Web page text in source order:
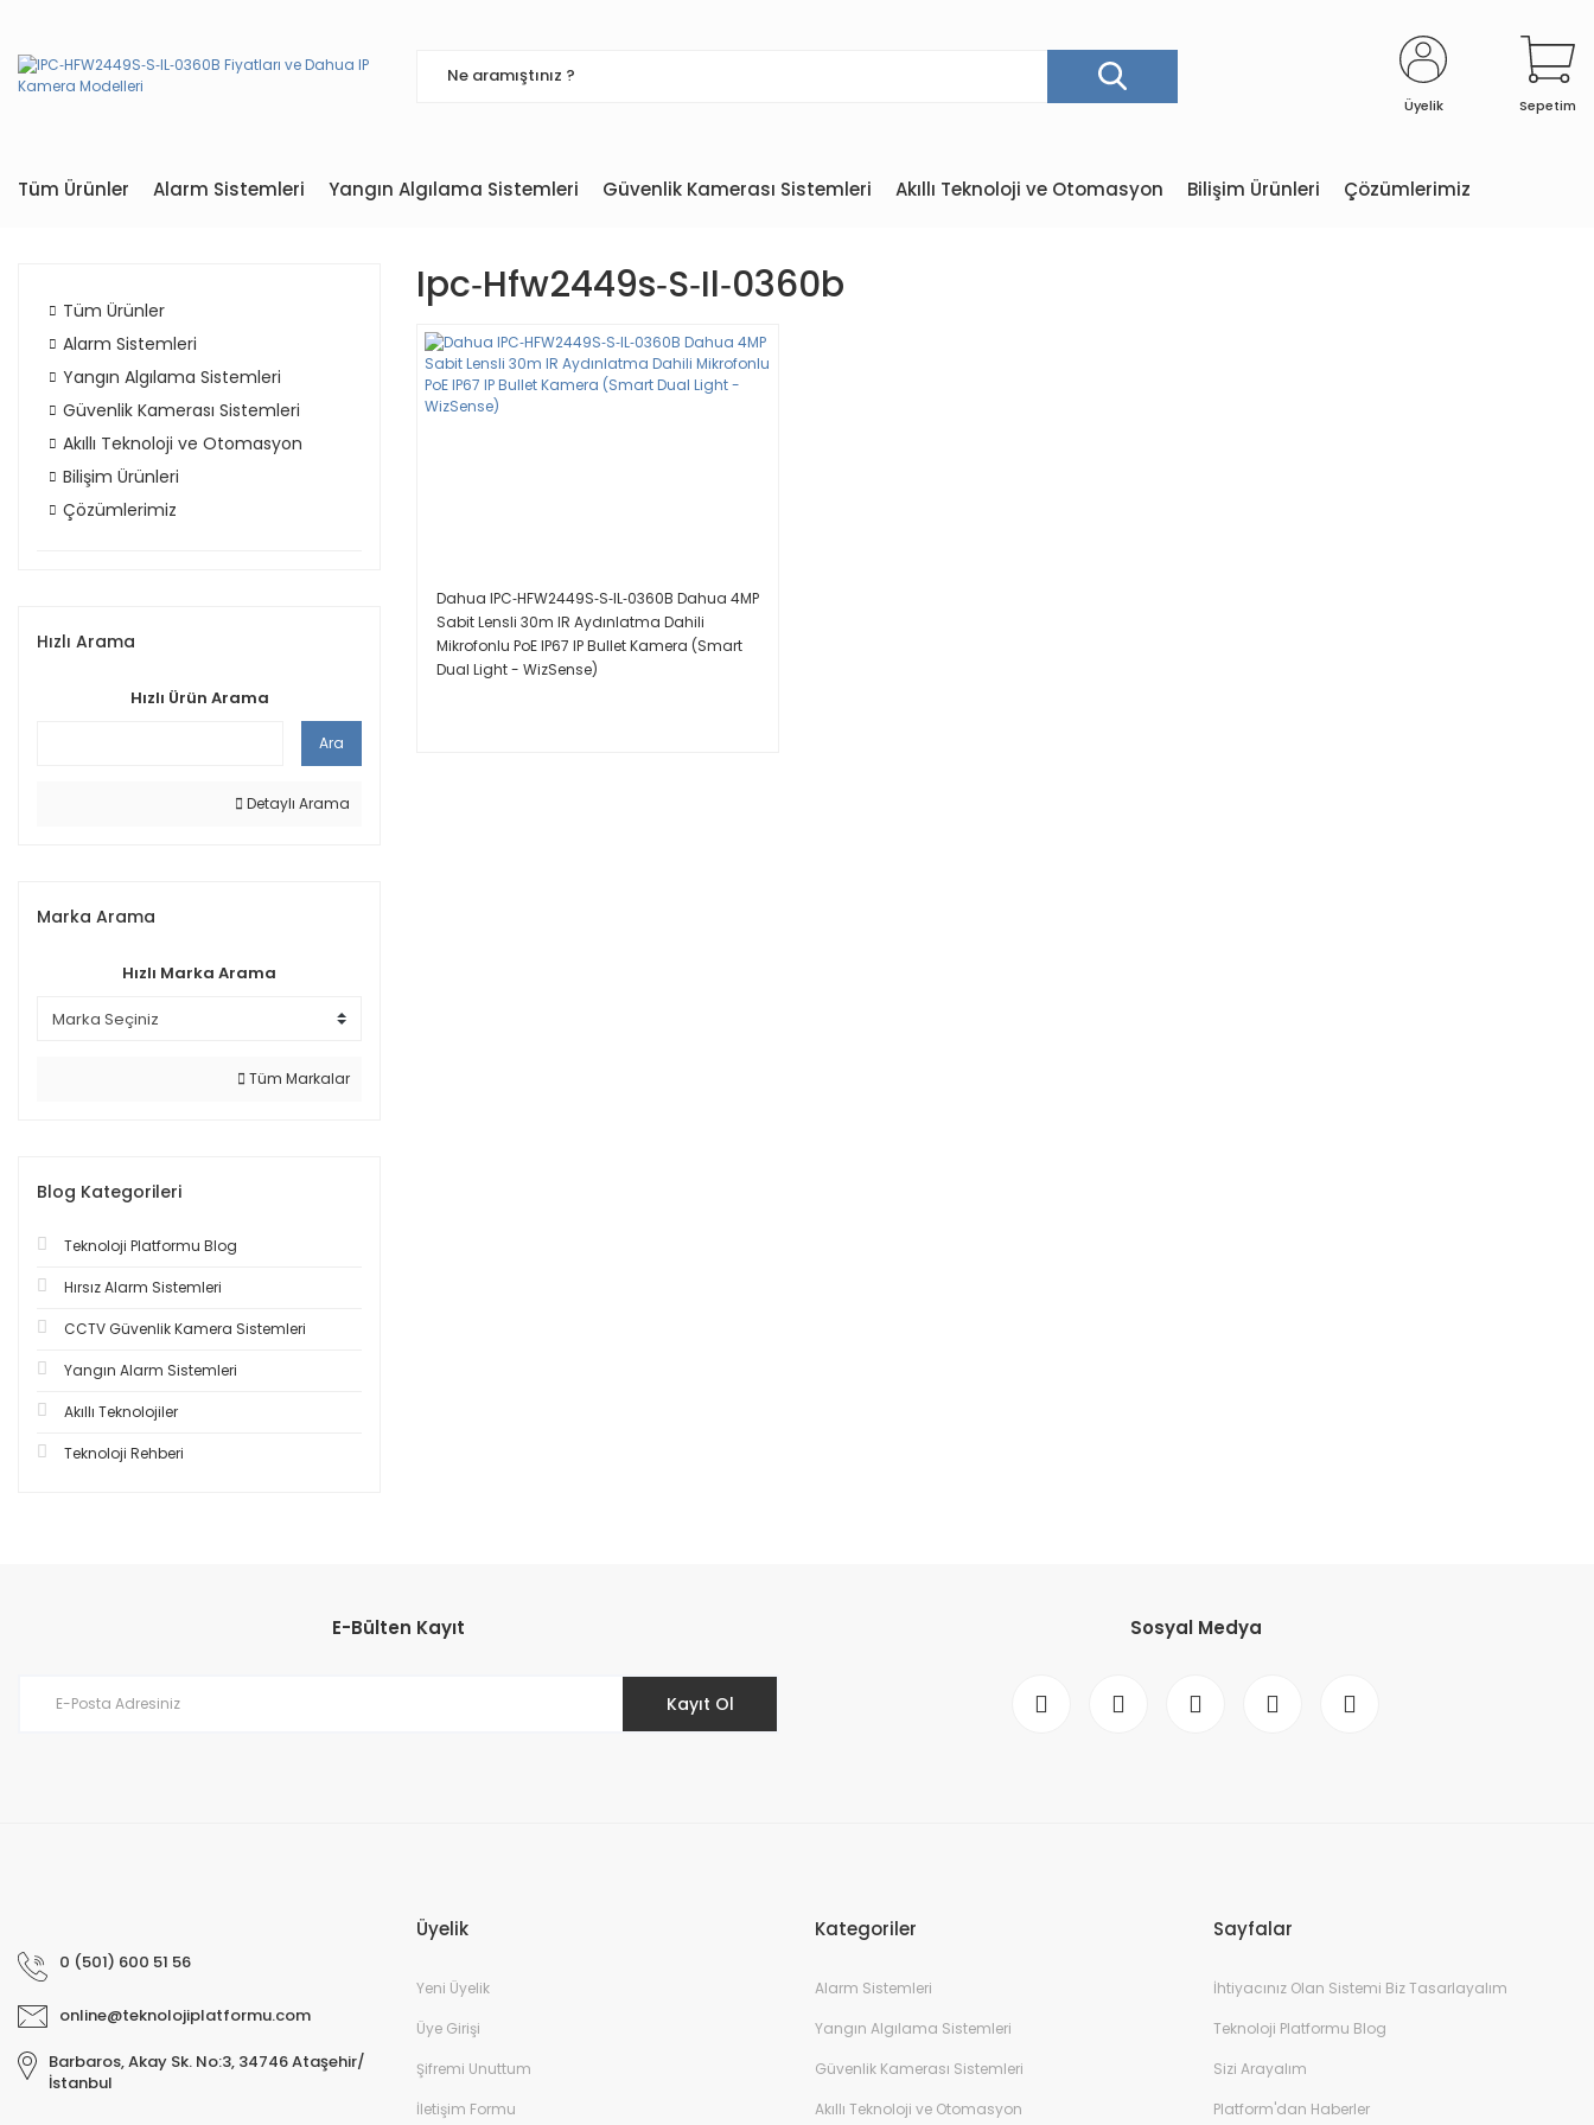
Üyelik Sepetim
Tüm Ürünler Alarm Sistemleri Yangın Algılama Sistemleri Güvenlik Kamerası Sistemleri Akıllı Teknoloji ve Otomasyon Bilişim Ürünleri Çözümlerimiz
Tüm Ürünler
Alarm Sistemleri
Yangın Algılama Sistemleri
Güvenlik Kamerası Sistemleri
Akıllı Teknoloji ve Otomasyon
Bilişim Ürünleri
Çözümlerimiz
Hızlı Arama
Hızlı Ürün Arama
Ara
Detaylı Arama
Marka Arama
Hızlı Marka Arama
Tüm Markalar
Blog Kategorileri
Teknoloji Platformu Blog
Hırsız Alarm Sistemleri
CCTV Güvenlik Kamera Sistemleri
Yangın Alarm Sistemleri
Akıllı Teknolojiler
Teknoloji Rehberi
Ipc‐hfw2449s‐s‐ıl‐0360b
Dahua IPC‐HFW2449S‐S‐IL‐0360B Dahua 4MP
Sabit Lensli 30m IR Aydınlatma Dahili
Mikrofonlu PoE IP67 IP Bullet Kamera (Smart
Dual Light - WizSense)
E-Bülten Kayıt
Kayıt Ol
Sosyal Medya
0 (501) 600 51 56
online@teknolojiplatformu.com
Barbaros, Akay Sk. No:3, 34746 Ataşehir/
İstanbul
Üyelik
Yeni Üyelik
Üye Girişi
Şifremi Unuttum
İletişim Formu
Kategoriler
Alarm Sistemleri
Yangın Algılama Sistemleri
Güvenlik Kamerası Sistemleri
Akıllı Teknoloji ve Otomasyon
Sayfalar
İhtiyacınız Olan Sistemi Biz Tasarlayalım
Teknoloji Platformu Blog
Sizi Arayalım
Platform'dan Haberler